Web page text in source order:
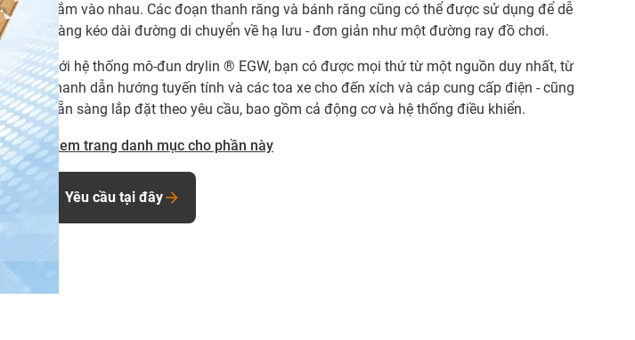
cắm vào nhau. Các đoạn thanh răng và bánh răng cũng có thể được sử dụng để dễ
dàng kéo dài đường di chuyển về hạ lưu - đơn giản như một đường ray đồ chơi.
Với hệ thống mô-đun drylin ® EGW, bạn có được mọi thứ từ một nguồn duy nhất, từ
thanh dẫn hướng tuyến tính và các toa xe cho đến xích và cáp cung cấp điện - cũng
sẵn sàng lắp đặt theo yêu cầu, bao gồm cả động cơ và hệ thống điều khiển.
Xem trang danh mục cho phần này
Yêu cầu tại đây